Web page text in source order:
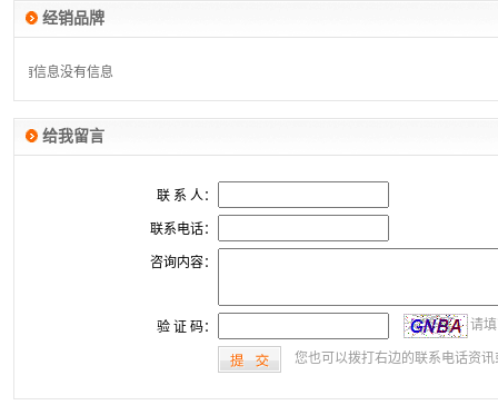
经销品牌
有信息没有信息
给我留言
联 系 人：
联系电话：
咨询内容：
验 证 码： 请填
您也可以拨打右边的联系电话资